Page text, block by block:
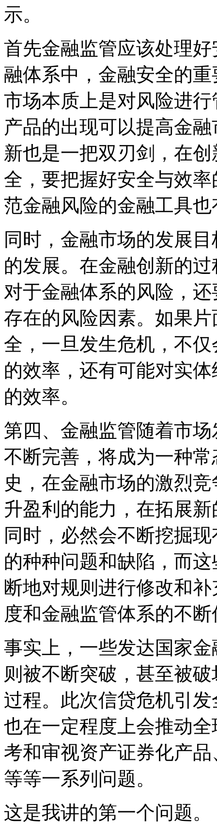
示。
首先金融监管应该处理
融体系中，金融安全的
市场本质上是对风险进
产品的出现可以提高金
新也是一把双刃剑，在
全，要把握好安全与效
范金融风险的金融工具
同时，金融市场的发展
的发展。在金融创新的
对于金融体系的风险，
存在的风险因素。如果
全，一旦发生危机，不
的效率，还有可能对实
的效率。
第四、金融监管随着市
不断完善，将成为一种
史，在金融市场的激烈
升盈利的能力，在拓展
同时，必然会不断挖掘
的种种问题和缺陷，而
断地对规则进行修改和
度和金融监管体系的不
事实上，一些发达国家
则被不断突破，甚至被
过程。此次信贷危机引
也在一定程度上会推动
考和审视资产证券化产
等等一系列问题。
这是我讲的第一个问题。